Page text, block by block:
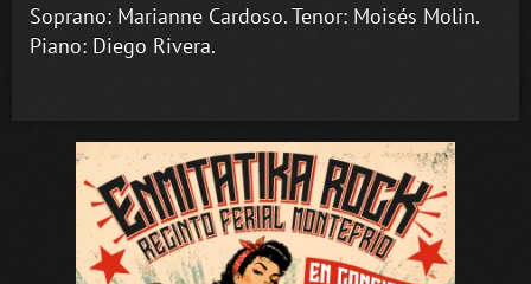
Soprano: Marianne Cardoso. Tenor: Moisés Molin.
Piano: Diego Rivera.